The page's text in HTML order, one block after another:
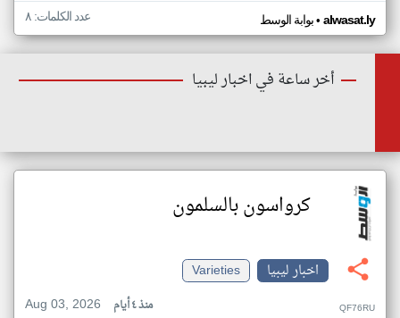
بوابة الوسط• alwasat.ly عدد الكلمات: ٨
أخر ساعة في اخبار ليبيا
كرواسون بالسلمون
اخبار ليبيا
Varieties
Aug 03, 2026
منذ ٤ أيام QF76RU